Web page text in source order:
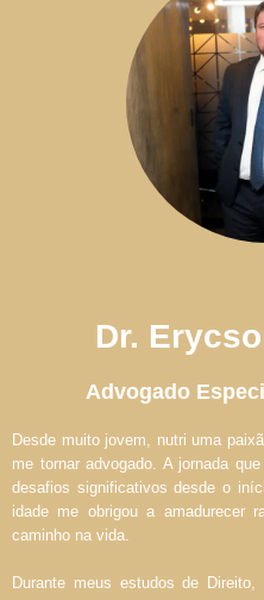
Dr.
Advogado
Desde muito jovem, nutri uma
me tornar advogado. A jornada
desafios significativos desde o
idade me obrigou a amadurecer
caminho na vida.
Durante meus estudos de